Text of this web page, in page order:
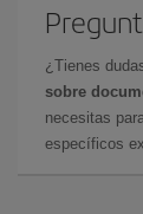
¿Tienes
sobre
necesitas
específicos